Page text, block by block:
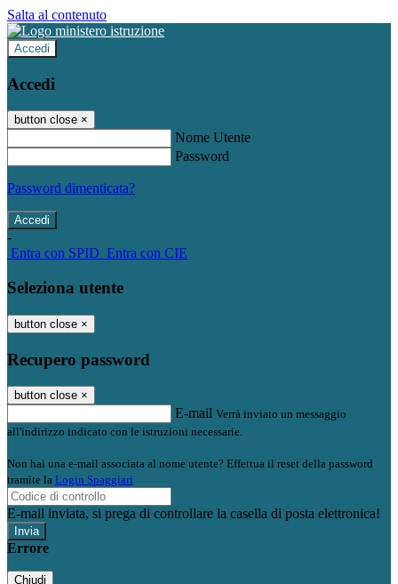
Salta al contenuto
Accedi
Accedi
button close ×
Nome Utente
Password
Password dimenticata?
-
Entra con SPID Entra con CIE
Seleziona utente
button close ×
Recupero password
button close ×
E-mail Verrà inviato un messaggio
all'indirizzo indicato con le istruzioni necessarie.
Non hai una e-mail associata al nome utente? Effettua il reset della password
tramite la Login Spaggiari
E-mail inviata, si prega di controllare la casella di posta elettronica!
Errore
Chiudi